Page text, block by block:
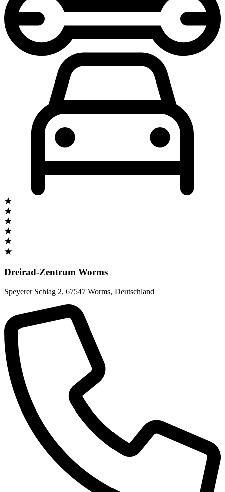
Dreirad-Zentrum Worms
Speyerer Schlag 2, 67547 Worms, Deutschland